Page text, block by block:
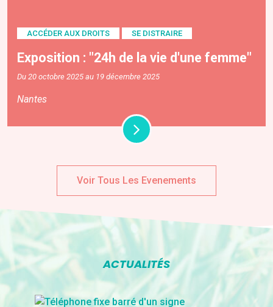
ACCÉDER AUX DROITS SE DISTRAIRE
Exposition : "24h de la vie d'une femme"
Du 20 octobre 2025 au 19 décembre 2025
Nantes
Voir Tous Les Evenements
ACTUALITÉS